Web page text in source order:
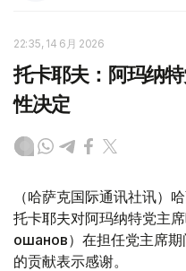
22:35, 14 6月 2026
托卡耶夫：阿玛纳
性决定
（哈萨克国际通讯社讯）
托卡耶夫对阿玛纳特党主
Қошанов）在担任党主席
的贡献表示感谢。